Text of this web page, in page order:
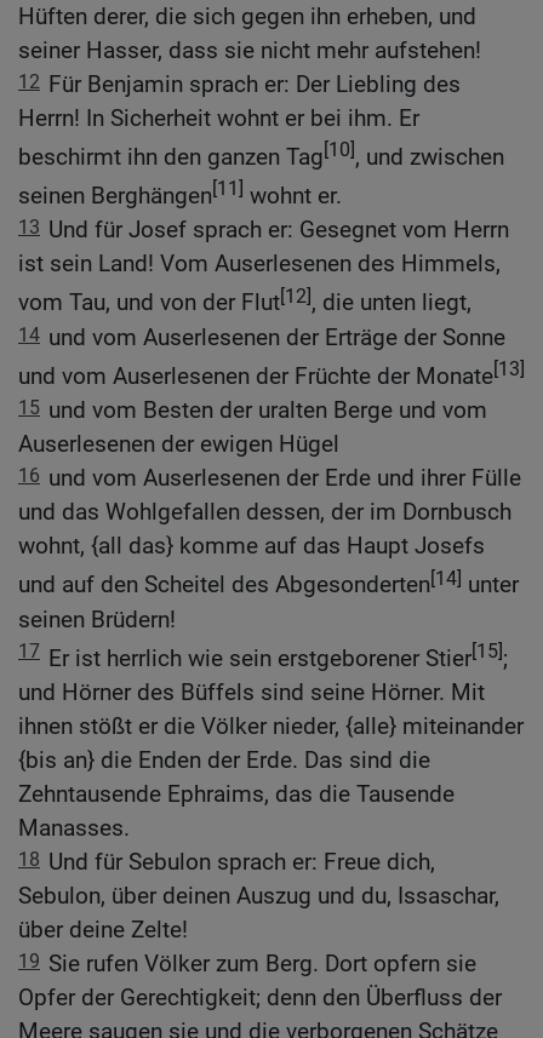
Hüften derer, die sich gegen ihn erheben, und
seiner Hasser, dass sie nicht mehr aufstehen!
12 Für Benjamin sprach er: Der Liebling des
Herrn! In Sicherheit wohnt er bei ihm. Er
beschirmt ihn den ganzen Tag[10], und zwischen
seinen Berghängen[11] wohnt er.
13 Und für Josef sprach er: Gesegnet vom Herrn
ist sein Land! Vom Auserlesenen des Himmels,
vom Tau, und von der Flut[12], die unten liegt,
14 und vom Auserlesenen der Erträge der Sonne
und vom Auserlesenen der Früchte der Monate[13]
15 und vom Besten der uralten Berge und vom
Auserlesenen der ewigen Hügel
16 und vom Auserlesenen der Erde und ihrer Fülle
und das Wohlgefallen dessen, der im Dornbusch
wohnt, {all das} komme auf das Haupt Josefs
und auf den Scheitel des Abgesonderten[14] unter
seinen Brüdern!
17 Er ist herrlich wie sein erstgeborener Stier[15];
und Hörner des Büffels sind seine Hörner. Mit
ihnen stößt er die Völker nieder, {alle} miteinander
{bis an} die Enden der Erde. Das sind die
Zehntausende Ephraims, das die Tausende
Manasses.
18 Und für Sebulon sprach er: Freue dich,
Sebulon, über deinen Auszug und du, Issaschar,
über deine Zelte!
19 Sie rufen Völker zum Berg. Dort opfern sie
Opfer der Gerechtigkeit; denn den Überfluss der
Meere saugen sie und die verborgenen Schätze